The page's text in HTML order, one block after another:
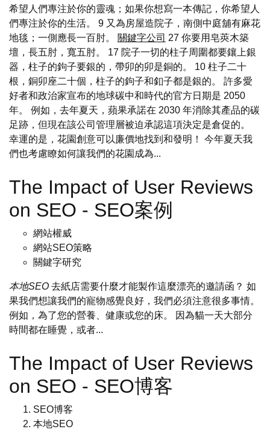
希望人們專注於你的靈魂；如果你想寫一本傳記，你希望人
們專注於你的生活。 9 又為房屋造院子，南側中庭舖有麻花
地毯；一側應長一百肘。 關鍵字公司 27 你要用皂莢木築
壇，長五肘，寬五肘。 17 院子一切的柱子周圍都要鑲上銀
器，柱子的鉤子要銀的，帶卯的卯是銅的。 10 柱子二十
根，銅卯座二十個，柱子的鉤子和釦子都是銀的。 許多愛
好者和政治家宣布的地球碳中和時代的官方日期是 2050
年。 例如，去年夏天，蘋果承諾在 2030 年消除其產品的碳
足跡，但現在該公司管理層被迫承認這項決定是倉促的。
幸運的是，花園創意可以廉價地找到和發明！ 今年夏天我
們也考慮瞭如何讓我們的花園成為...
The Impact of User Reviews
on SEO - SEO案例
網站權威
網站SEO策略
關鍵字研究
本地SEO 去紙店需要什麼才能製作這麼漂亮的邀請函？ 如
果我們想讓我們的寵物感覺良好，我們必須注意很多事情。
例如，為了您的營養、健康或您的床。 因為貓一天大部分
時間都在睡覺，或者...
The Impact of User Reviews
on SEO - SEO博客
SEO博客
本地SEO